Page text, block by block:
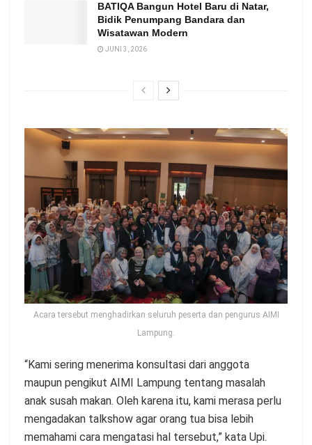
BATIQA Bangun Hotel Baru di Natar,
Bidik Penumpang Bandara dan
Wisatawan Modern
JUNI 3, 2026
Acara tersebut menghadirkan seluruh peserta dan pengurus AIMI
Lampung.
“Kami sering menerima konsultasi dari anggota
maupun pengikut AIMI Lampung tentang masalah
anak susah makan. Oleh karena itu, kami merasa perlu
mengadakan talkshow agar orang tua bisa lebih
memahami cara mengatasi hal tersebut,” kata Upi.